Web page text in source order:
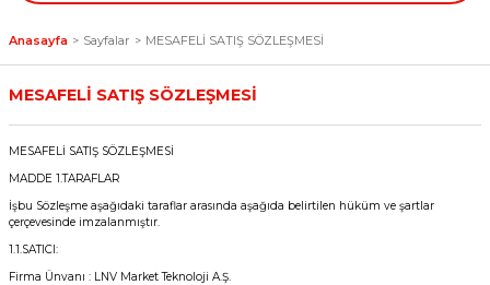
Kılıf
Anasayfa Sayfalar MESAFELİ SATIŞ SÖZLEŞMESİ
MESAFELİ SATIŞ SÖZLEŞMESİ
MESAFELİ SATIŞ SÖZLEŞMESİ
MADDE 1.TARAFLAR
İşbu Sözleşme aşağıdaki taraflar arasında aşağıda belirtilen hüküm ve şartlar
çerçevesinde imzalanmıştır.
1.1.SATICI:
Firma Ünvanı : LNV Market Teknoloji A.Ş.